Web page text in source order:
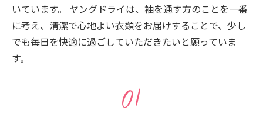
いています。 ヤングドライは、袖を通す方のことを一番
に考え、清潔で心地よい衣類をお届けすることで、少し
でも毎日を快適に過ごしていただきたいと願っていま
す。
01